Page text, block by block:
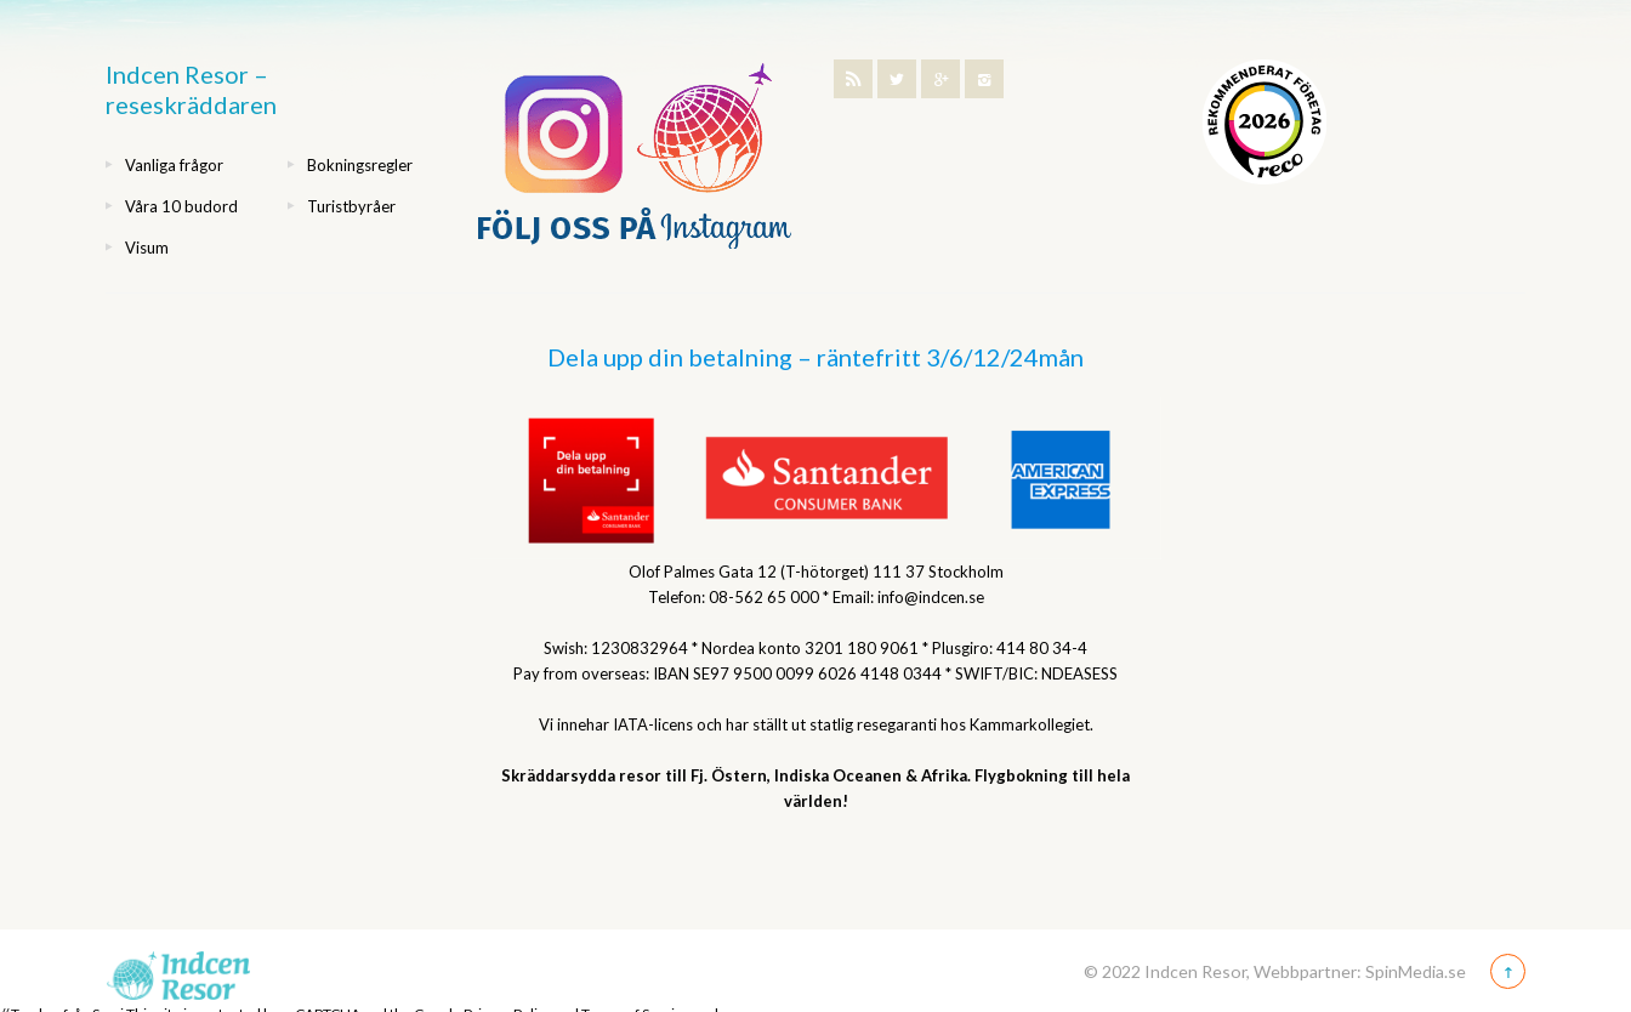
Indcen Resor –
reseskräddaren
Vanliga frågor Bokningsregler
Våra 10 budord Turistbyråer
Visum
Dela upp din betalning – räntefritt 3/6/12/24mån
Olof Palmes Gata 12 (T-hötorget) 111 37 Stockholm
Telefon: 08-562 65 000 * Email: info@indcen.se
Swish: 1230832964 * Nordea konto 3201 180 9061 * Plusgiro: 414 80 34-4
Pay from overseas: IBAN SE97 9500 0099 6026 4148 0344 * SWIFT/BIC: NDEASESS
Vi innehar IATA-licens och har ställt ut statlig resegaranti hos Kammarkollegiet.
Skräddarsydda resor till Fj. Östern, Indiska Oceanen & Afrika. Flygbokning till hela
världen!
© 2022 Indcen Resor, Webbpartner: SpinMedia.se